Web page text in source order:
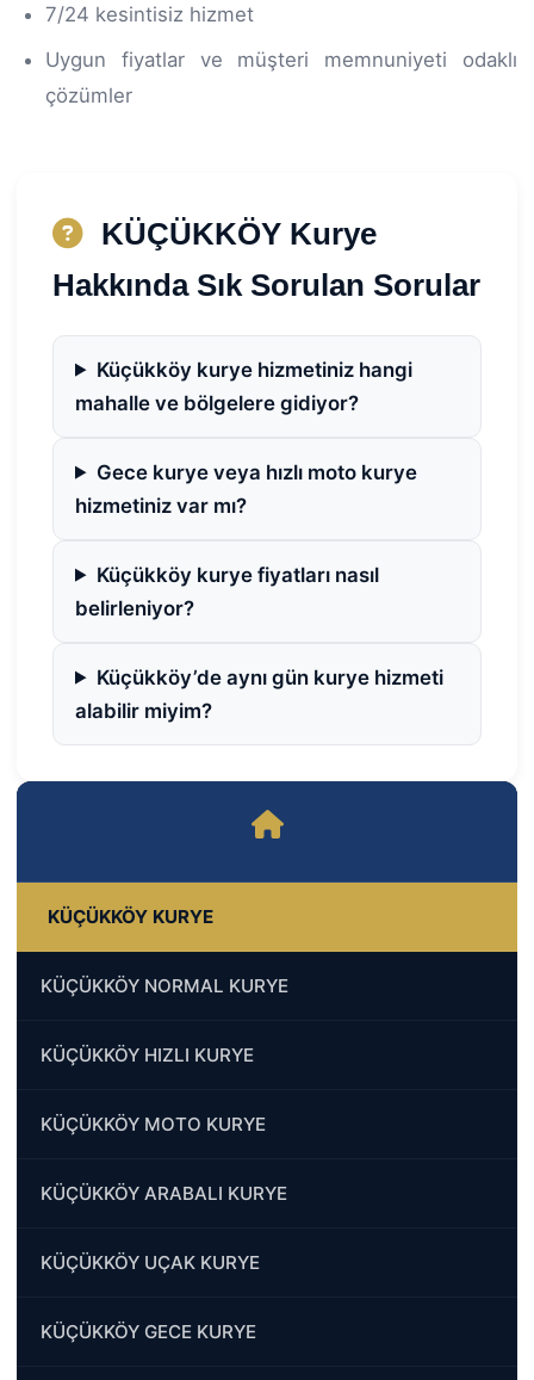
KÜÇÜKKÖY KURYE
KÜÇÜKKÖY NORMAL KURYE
KÜÇÜKKÖY HIZLI KURYE
KÜÇÜKKÖY MOTO KURYE
KÜÇÜKKÖY ARABALI KURYE
KÜÇÜKKÖY UÇAK KURYE
KÜÇÜKKÖY GECE KURYE
7/24 kesintisiz hizmet
Uygun fiyatlar ve müşteri memnuniyeti odaklı
çözümler
KÜÇÜKKÖY Kurye
Hakkında Sık Sorulan Sorular
Küçükköy kurye hizmetiniz hangi
mahalle ve bölgelere gidiyor?
Gece kurye veya hızlı moto kurye
hizmetiniz var mı?
Küçükköy kurye fiyatları nasıl
belirleniyor?
Küçükköy’de aynı gün kurye hizmeti
alabilir miyim?